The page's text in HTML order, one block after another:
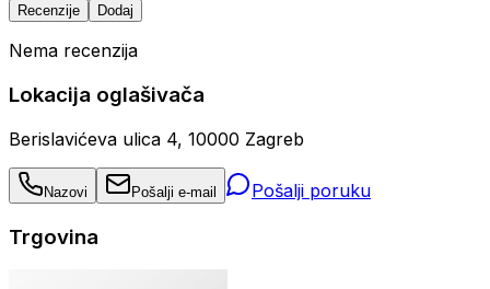
Recenzije Dodaj
Nema recenzija
Lokacija oglašivača
Berislavićeva ulica 4, 10000 Zagreb
Nazovi Pošalji e-mail Pošalji poruku
Trgovina